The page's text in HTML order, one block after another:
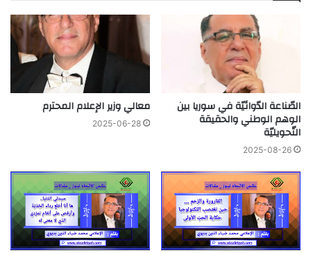
الصّناعة الدّوائيّة في سوريا بين
الوهم الوطني والحقيقة
التّحويليّة
2025-08-26
معالي وزير الإعلام المحترم
2025-06-28